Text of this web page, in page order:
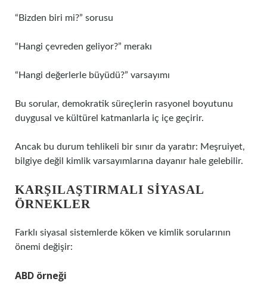
“Bizden biri mi?” sorusu
“Hangi çevreden geliyor?” merakı
“Hangi değerlerle büyüdü?” varsayımı
Bu sorular, demokratik süreçlerin rasyonel boyutunu
duygusal ve kültürel katmanlarla iç içe geçirir.
Ancak bu durum tehlikeli bir sınır da yaratır: Meşruiyet,
bilgiye değil kimlik varsayımlarına dayanır hale gelebilir.
KARŞILAŞTIRMALI SIYASAL
ÖRNEKLER
Farklı siyasal sistemlerde köken ve kimlik sorularının
önemi değişir:
ABD örneği